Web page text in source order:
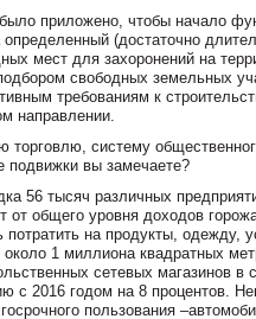
приложено, чтобы начало
(достаточно
мест для захоронений на
свободных земельных
требованиям к
направлении.
торговлю, систему
подвижки вы замечаете?
56 тысяч различных
от общего уровня доходов
на продукты, одежду,
1 миллиона квадратных
сетевых магазинов в
с 2016 годом на 8 процентов.
пользования